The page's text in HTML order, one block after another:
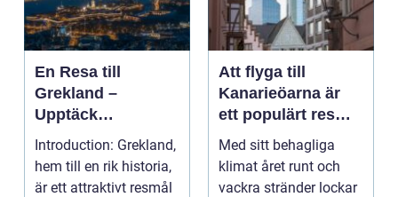
En Resa till
Grekland –
Upptäck
Greklands
Skönhet och
Kultur
Introduction: Grekland,
hem till en rik historia,
är ett attraktivt resmål
Att flyga till
Kanarieöarna är
ett populärt resmål
för många
privatpersoner
Med sitt behagliga
klimat året runt och
vackra stränder lockar